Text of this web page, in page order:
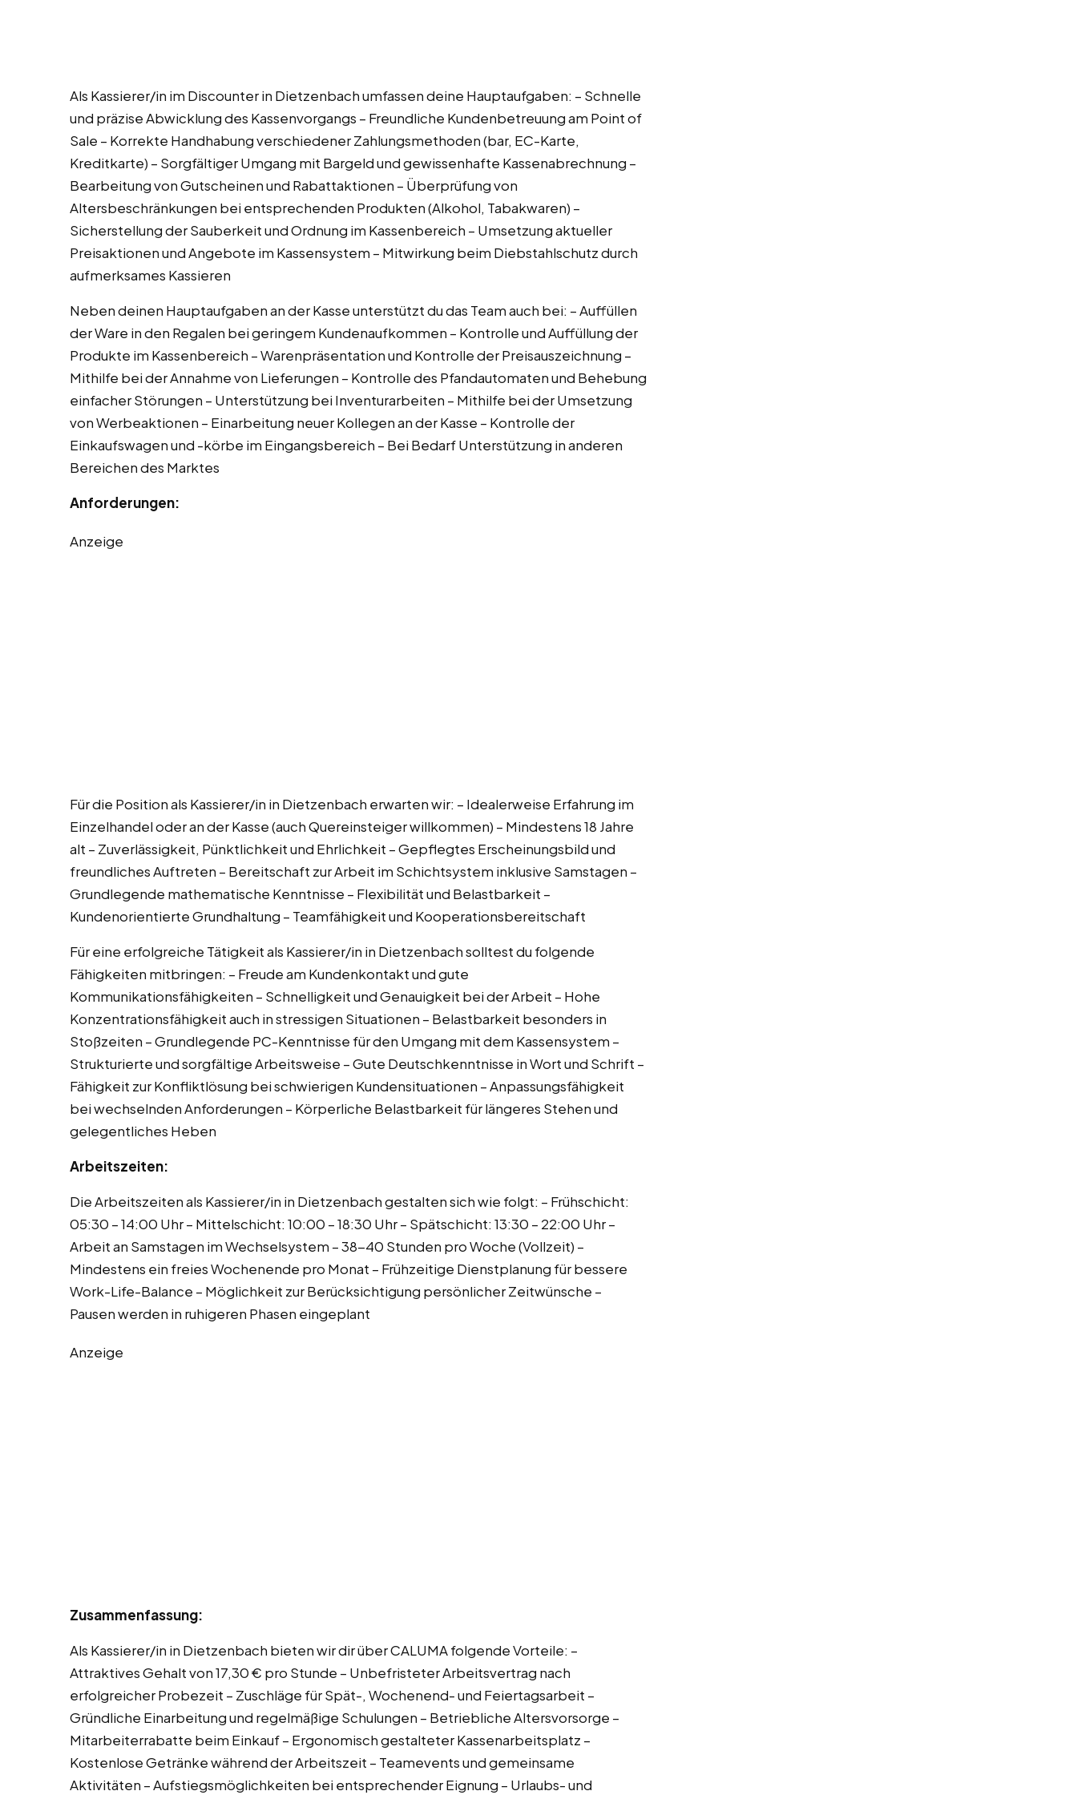
Als Kassierer/in im Discounter in Dietzenbach umfassen deine Hauptaufgaben: – Schnelle
und präzise Abwicklung des Kassenvorgangs – Freundliche Kundenbetreuung am Point of
Sale – Korrekte Handhabung verschiedener Zahlungsmethoden (bar, EC-Karte,
Kreditkarte) – Sorgfältiger Umgang mit Bargeld und gewissenhafte Kassenabrechnung –
Bearbeitung von Gutscheinen und Rabattaktionen – Überprüfung von
Altersbeschränkungen bei entsprechenden Produkten (Alkohol, Tabakwaren) –
Sicherstellung der Sauberkeit und Ordnung im Kassenbereich – Umsetzung aktueller
Preisaktionen und Angebote im Kassensystem – Mitwirkung beim Diebstahlschutz durch
aufmerksames Kassieren
Neben deinen Hauptaufgaben an der Kasse unterstützt du das Team auch bei: – Auffüllen
der Ware in den Regalen bei geringem Kundenaufkommen – Kontrolle und Auffüllung der
Produkte im Kassenbereich – Warenpräsentation und Kontrolle der Preisauszeichnung –
Mithilfe bei der Annahme von Lieferungen – Kontrolle des Pfandautomaten und Behebung
einfacher Störungen – Unterstützung bei Inventurarbeiten – Mithilfe bei der Umsetzung
von Werbeaktionen – Einarbeitung neuer Kollegen an der Kasse – Kontrolle der
Einkaufswagen und -körbe im Eingangsbereich – Bei Bedarf Unterstützung in anderen
Bereichen des Marktes
Anforderungen:
Anzeige
Für die Position als Kassierer/in in Dietzenbach erwarten wir: – Idealerweise Erfahrung im
Einzelhandel oder an der Kasse (auch Quereinsteiger willkommen) – Mindestens 18 Jahre
alt – Zuverlässigkeit, Pünktlichkeit und Ehrlichkeit – Gepflegtes Erscheinungsbild und
freundliches Auftreten – Bereitschaft zur Arbeit im Schichtsystem inklusive Samstagen –
Grundlegende mathematische Kenntnisse – Flexibilität und Belastbarkeit –
Kundenorientierte Grundhaltung – Teamfähigkeit und Kooperationsbereitschaft
Für eine erfolgreiche Tätigkeit als Kassierer/in in Dietzenbach solltest du folgende
Fähigkeiten mitbringen: – Freude am Kundenkontakt und gute
Kommunikationsfähigkeiten – Schnelligkeit und Genauigkeit bei der Arbeit – Hohe
Konzentrationsfähigkeit auch in stressigen Situationen – Belastbarkeit besonders in
Stoßzeiten – Grundlegende PC-Kenntnisse für den Umgang mit dem Kassensystem –
Strukturierte und sorgfältige Arbeitsweise – Gute Deutschkenntnisse in Wort und Schrift –
Fähigkeit zur Konfliktlösung bei schwierigen Kundensituationen – Anpassungsfähigkeit
bei wechselnden Anforderungen – Körperliche Belastbarkeit für längeres Stehen und
gelegentliches Heben
Arbeitszeiten:
Die Arbeitszeiten als Kassierer/in in Dietzenbach gestalten sich wie folgt: – Frühschicht:
05:30 – 14:00 Uhr – Mittelschicht: 10:00 – 18:30 Uhr – Spätschicht: 13:30 – 22:00 Uhr –
Arbeit an Samstagen im Wechselsystem – 38-40 Stunden pro Woche (Vollzeit) –
Mindestens ein freies Wochenende pro Monat – Frühzeitige Dienstplanung für bessere
Work-Life-Balance – Möglichkeit zur Berücksichtigung persönlicher Zeitwünsche –
Pausen werden in ruhigeren Phasen eingeplant
Anzeige
Zusammenfassung:
Als Kassierer/in in Dietzenbach bieten wir dir über CALUMA folgende Vorteile: –
Attraktives Gehalt von 17,30 € pro Stunde – Unbefristeter Arbeitsvertrag nach
erfolgreicher Probezeit – Zuschläge für Spät-, Wochenend- und Feiertagsarbeit –
Gründliche Einarbeitung und regelmäßige Schulungen – Betriebliche Altersvorsorge –
Mitarbeiterrabatte beim Einkauf – Ergonomisch gestalteter Kassenarbeitsplatz –
Kostenlose Getränke während der Arbeitszeit – Teamevents und gemeinsame
Aktivitäten – Aufstiegsmöglichkeiten bei entsprechender Eignung – Urlaubs- und